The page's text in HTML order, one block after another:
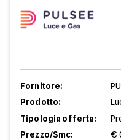
Fornitore:
Prodotto:
Tipologia offerta:
Prezzo/Smc:
€